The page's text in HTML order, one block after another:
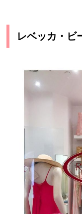
レベッカ・ビ